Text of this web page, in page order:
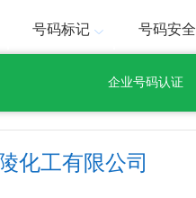
号码标记 号码安全
企业号码认证
化工有限公司